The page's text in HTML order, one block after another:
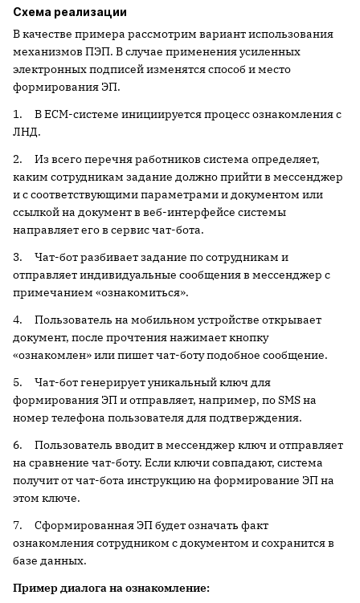
Схема реализации
В качестве примера рассмотрим вариант использования
механизмов ПЭП. В случае применения усиленных
электронных подписей изменятся способ и место
формирования ЭП.
1. В ECM-системе инициируется процесс ознакомления с
ЛНД.
2. Из всего перечня работников система определяет,
каким сотрудникам задание должно прийти в мессенджер
и с соответствующими параметрами и документом или
ссылкой на документ в веб-интерфейсе системы
направляет его в сервис чат-бота.
3. Чат-бот разбивает задание по сотрудникам и
отправляет индивидуальные сообщения в мессенджер с
примечанием «ознакомиться».
4. Пользователь на мобильном устройстве открывает
документ, после прочтения нажимает кнопку
«ознакомлен» или пишет чат-боту подобное сообщение.
5. Чат-бот генерирует уникальный ключ для
формирования ЭП и отправляет, например, по SMS на
номер телефона пользователя для подтверждения.
6. Пользователь вводит в мессенджер ключ и отправляет
на сравнение чат-боту. Если ключи совпадают, система
получит от чат-бота инструкцию на формирование ЭП на
этом ключе.
7. Сформированная ЭП будет означать факт
ознакомления сотрудником с документом и сохранится в
базе данных.
Пример диалога на ознакомление: